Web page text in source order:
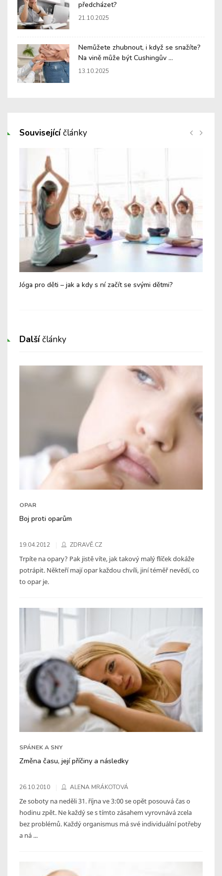
předcházet?
21.10.2025
Nemůžete zhubnout, i když se snažíte?
Na vině může být Cushingův ...
13.10.2025
Souvisejícíčlánky
Jóga pro děti – jak a kdy s ní začít se svými dětmi?
Dalšíčlánky
OPAR
Boj proti oparům
19.04.2012 ZDRAVĚ.CZ
Trpíte na opary? Pak jistě víte, jak takový malý flíček dokáže
potrápit. Někteří mají opar každou chvíli, jiní téměř nevědí, co
to opar je.
SPÁNEK A SNY
Změna času, její příčiny a následky
26.10.2010 ALENA MRÁKOTOVÁ
Ze soboty na neděli 31. října ve 3:00 se opět posouvá čas o
hodinu zpět. Ne každý se s tímto zásahem vyrovnává zcela
bez problémů. Každý organismus má své individuální potřeby
a ná ...